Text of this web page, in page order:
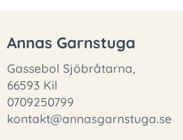
Annas Garnstuga
Gassebol Sjöbråtarna,
66593 Kil
0709250799
kontakt@annasgarnstuga.se